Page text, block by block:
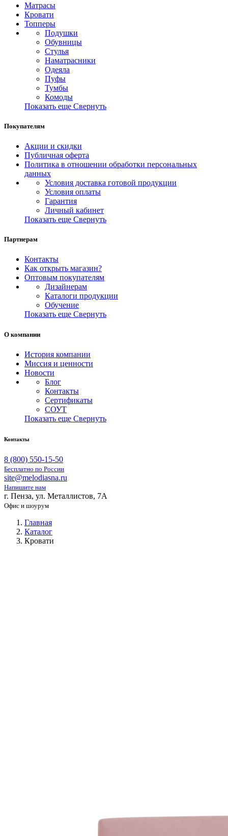
Матрасы
Кровати
Топперы
Подушки
Обувницы
Стулья
Наматрасники
Одеяла
Пуфы
Тумбы
Комоды
Показать еще Свернуть
Покупателям
Акции и скидки
Публичная оферта
Политика в отношении обработки персональных
данных
Условия доставка готовой продукции
Условия оплаты
Гарантия
Личный кабинет
Показать еще Свернуть
Партнерам
Контакты
Как открыть магазин?
Оптовым покупателям
Дизайнерам
Каталоги продукции
Обучение
Показать еще Свернуть
О компании
История компании
Миссия и ценности
Новости
Блог
Контакты
Сертификаты
СОУТ
Показать еще Свернуть
Контакты
8 (800) 550-15-50
Бесплатно по России
site@melodiasna.ru
Напишите нам
г. Пенза, ул. Металлистов, 7А
Офис и шоурум
Главная
Каталог
Кровати